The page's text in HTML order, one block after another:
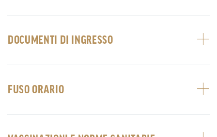
DOCUMENTI DI INGRESSO
FUSO ORARIO